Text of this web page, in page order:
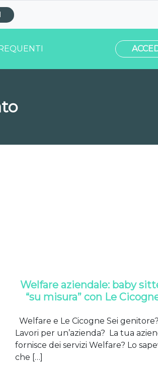
Welfare aziendale: baby
“su misura” con Le
Welfare e Le Cicogne Sei genitore?
Lavori per un’azienda? La tua
fornisce dei servizi Welfare? Lo
che […]